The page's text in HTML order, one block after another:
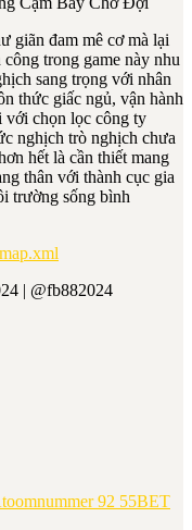
giãn đam mê cơ mà lại
trong game này nhu
sang trọng với nhân
thức giấc ngủ, vận hành
với chọn lọc công ty
nghịch trò nghịch chưa
hết là cần thiết mang
thân với thành cục gia
trường sống bình
| @fb882024
92 55BET